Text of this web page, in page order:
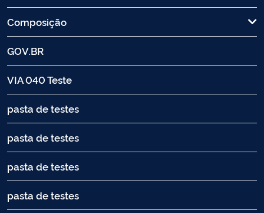
Composição
GOV.BR
VIA 040 Teste
pasta de testes
pasta de testes
pasta de testes
pasta de testes